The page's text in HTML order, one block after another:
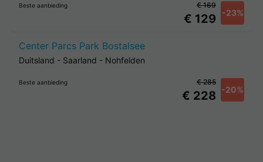
Beste aanbieding
€ 129 -23%
€ 169
Center Parcs Park Bostalsee
Duitsland - Saarland - Nohfelden
Beste aanbieding
€ 228 -20%
€ 285